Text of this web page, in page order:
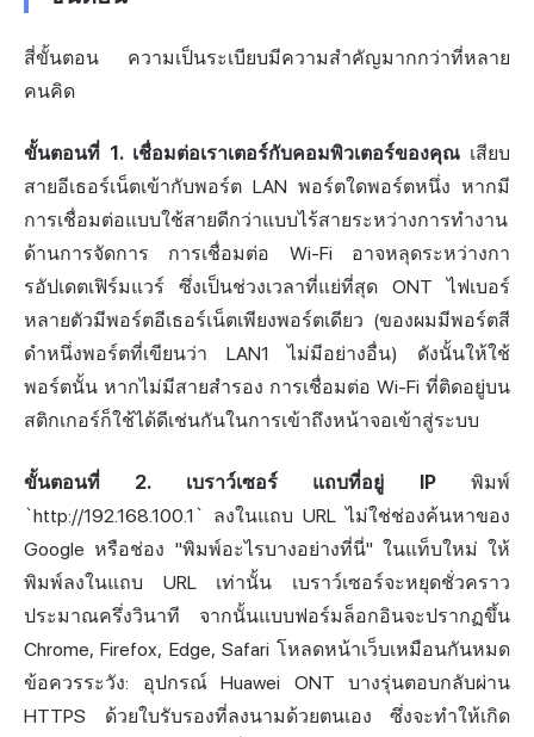
สี่ขั้นตอน ความเป็นระเบียบมีความสำคัญมากกว่าที่หลาย
คนคิด
ขั้นตอนที่ 1. เชื่อมต่อเราเตอร์กับคอมพิวเตอร์ของคุณ เสียบ
สายอีเธอร์เน็ตเข้ากับพอร์ต LAN พอร์ตใดพอร์ตหนึ่ง หากมี
การเชื่อมต่อแบบใช้สายดีกว่าแบบไร้สายระหว่างการทำงาน
ด้านการจัดการ การเชื่อมต่อ Wi-Fi อาจหลุดระหว่างกา
รอัปเดตเฟิร์มแวร์ ซึ่งเป็นช่วงเวลาที่แย่ที่สุด ONT ไฟเบอร์
หลายตัวมีพอร์ตอีเธอร์เน็ตเพียงพอร์ตเดียว (ของผมมีพอร์ตสี
ดำหนึ่งพอร์ตที่เขียนว่า LAN1 ไม่มีอย่างอื่น) ดังนั้นให้ใช้
พอร์ตนั้น หากไม่มีสายสำรอง การเชื่อมต่อ Wi-Fi ที่ติดอยู่บน
สติกเกอร์ก็ใช้ได้ดีเช่นกันในการเข้าถึงหน้าจอเข้าสู่ระบบ
ขั้นตอนที่ 2. เบราว์เซอร์ แถบที่อยู่ IPพิมพ์
`http://192.168.100.1` ลงในแถบ URL ไม่ใช่ช่องค้นหาของ
Google หรือช่อง "พิมพ์อะไรบางอย่างที่นี่" ในแท็บใหม่ ให้
พิมพ์ลงในแถบ URL เท่านั้น เบราว์เซอร์จะหยุดชั่วคราว
ประมาณครึ่งวินาที จากนั้นแบบฟอร์มล็อกอินจะปรากฏขึ้น
Chrome, Firefox, Edge, Safari โหลดหน้าเว็บเหมือนกันหมด
ข้อควรระวัง: อุปกรณ์ Huawei ONT บางรุ่นตอบกลับผ่าน
HTTPS ด้วยใบรับรองที่ลงนามด้วยตนเอง ซึ่งจะทำให้เกิด